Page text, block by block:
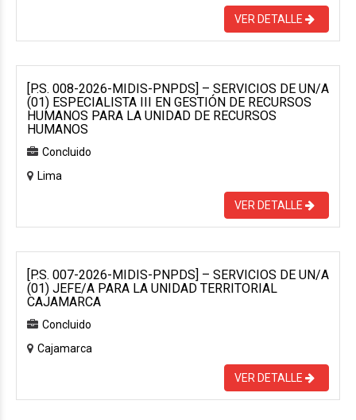
VER DETALLE
[P.S. 008-2026-MIDIS-PNPDS] – SERVICIOS DE UN/A
(01) ESPECIALISTA III EN GESTIÓN DE RECURSOS
HUMANOS PARA LA UNIDAD DE RECURSOS
HUMANOS
Concluido
Lima
VER DETALLE
[P.S. 007-2026-MIDIS-PNPDS] – SERVICIOS DE UN/A
(01) JEFE/A PARA LA UNIDAD TERRITORIAL
CAJAMARCA
Concluido
Cajamarca
VER DETALLE